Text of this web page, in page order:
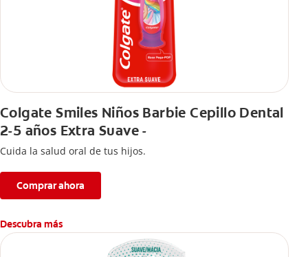
Colgate Smiles Niños Barbie Cepillo Dental
2-5 años Extra Suave -
Cuida la salud oral de tus hijos.
Comprar ahora
Descubra más